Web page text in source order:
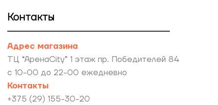
Контакты
Адрес магазина
ТЦ “АренаCity” 1 этаж пр. Победителей 84
с 10-00 до 22-00 ежедневно
Контакты
+375 (29) 155-30-20